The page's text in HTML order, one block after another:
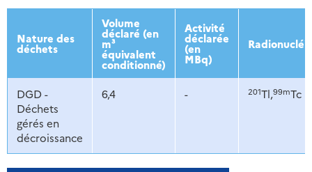
Nature des
déchets
Volume
déclaré (en
m³
équivalent
conditionné)
Activité
déclarée
(en
MBq)
DGD -
Déchets
gérés en
décroissance
6,4 - 201Tl,99mTc